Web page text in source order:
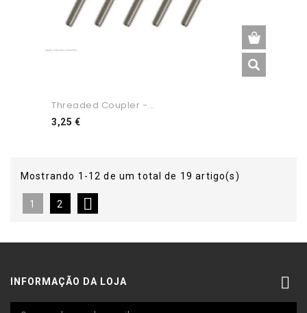
Threaded Coupler -...
3,25 €Preço
Mostrando 1-12 de um total de 19 artigo(s)
1 2 
INFORMAÇÃO DA LOJA 